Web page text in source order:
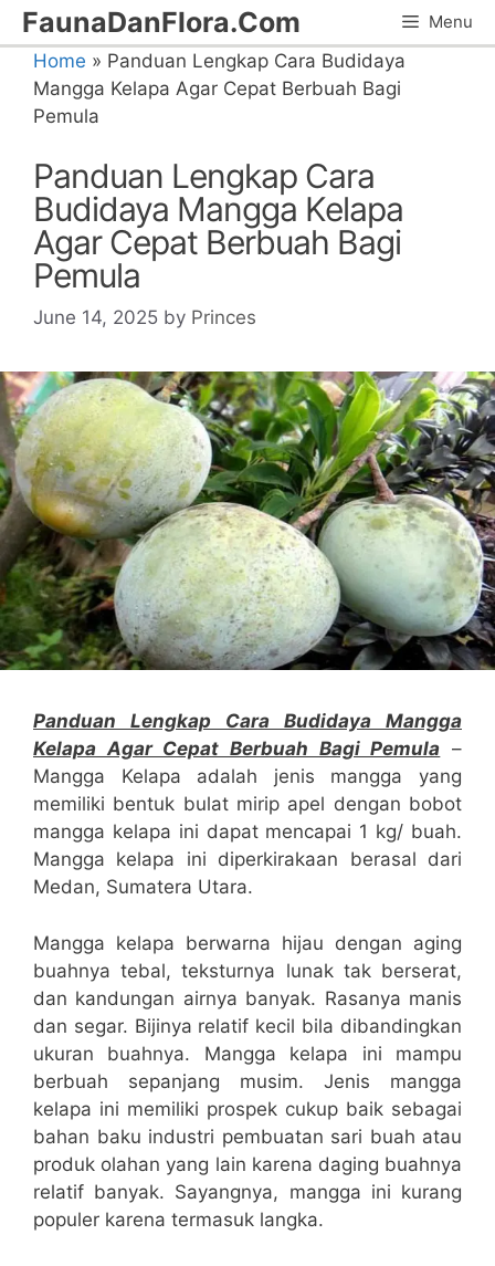
Skip
to
content
FaunaDanFlora.Com Menu
Home » Panduan Lengkap Cara Budidaya
Mangga Kelapa Agar Cepat Berbuah Bagi
Pemula
Panduan Lengkap Cara
Budidaya Mangga Kelapa
Agar Cepat Berbuah Bagi
Pemula
June 14, 2025 by Princes
Panduan Lengkap Cara Budidaya Mangga
Kelapa Agar Cepat Berbuah Bagi Pemula –
Mangga Kelapa adalah jenis mangga yang
memiliki bentuk bulat mirip apel dengan bobot
mangga kelapa ini dapat mencapai 1 kg/ buah.
Mangga kelapa ini diperkirakaan berasal dari
Medan, Sumatera Utara.
Mangga kelapa berwarna hijau dengan aging
buahnya tebal, teksturnya lunak tak berserat,
dan kandungan airnya banyak. Rasanya manis
dan segar. Bijinya relatif kecil bila dibandingkan
ukuran buahnya. Mangga kelapa ini mampu
berbuah sepanjang musim. Jenis mangga
kelapa ini memiliki prospek cukup baik sebagai
bahan baku industri pembuatan sari buah atau
produk olahan yang lain karena daging buahnya
relatif banyak. Sayangnya, mangga ini kurang
populer karena termasuk langka.